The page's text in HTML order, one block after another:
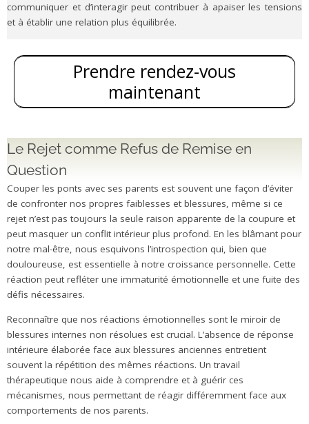
communiquer et d’interagir peut contribuer à apaiser les tensions
et à établir une relation plus équilibrée.
Prendre rendez-vous
maintenant
Le Rejet comme Refus de Remise en
Question
Couper les ponts avec ses parents est souvent une façon d’éviter
de confronter nos propres faiblesses et blessures, même si ce
rejet n’est pas toujours la seule raison apparente de la coupure et
peut masquer un conflit intérieur plus profond. En les blâmant pour
notre mal-être, nous esquivons l’introspection qui, bien que
douloureuse, est essentielle à notre croissance personnelle. Cette
réaction peut refléter une immaturité émotionnelle et une fuite des
défis nécessaires.
Reconnaître que nos réactions émotionnelles sont le miroir de
blessures internes non résolues est crucial. L’absence de réponse
intérieure élaborée face aux blessures anciennes entretient
souvent la répétition des mêmes réactions. Un travail
thérapeutique nous aide à comprendre et à guérir ces
mécanismes, nous permettant de réagir différemment face aux
comportements de nos parents.